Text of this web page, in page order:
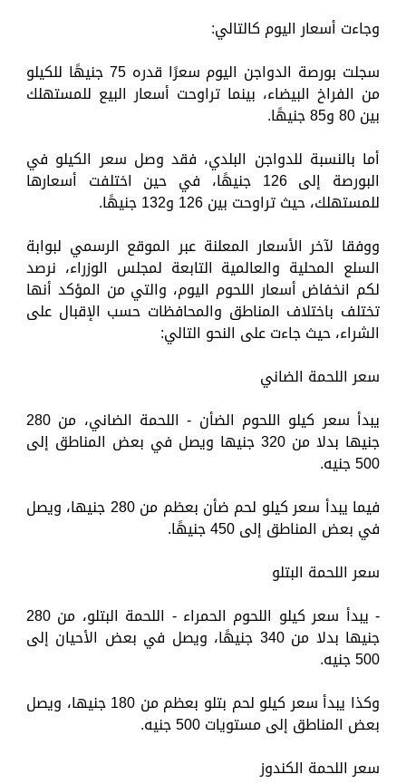
وجاءت أسعار اليوم كالتالي:
سجلت بورصة الدواجن اليوم سعرًا قدره 75 جنيهًا للكيلو
من الفراخ البيضاء، بينما تراوحت أسعار البيع للمستهلك
بين 80 و85 جنيهًا.
أما بالنسبة للدواجن البلدي، فقد وصل سعر الكيلو في
البورصة إلى 126 جنيهًا، في حين اختلفت أسعارها
للمستهلك، حيث تراوحت بين 126 و132 جنيهًا.
ووفقا لآخر الأسعار المعلنة عبر الموقع الرسمي لبوابة
السلع المحلية والعالمية التابعة لمجلس الوزراء، نرصد
لكم انخفاض أسعار اللحوم اليوم، والتي من المؤكد أنها
تختلف باختلاف المناطق والمحافظات حسب الإقبال على
الشراء، حيث جاءت على النحو التالي:
سعر اللحمة الضاني
يبدأ سعر كيلو اللحوم الضأن - اللحمة الضاني، من 280
جنيها بدلا من 320 جنيها ويصل في بعض المناطق إلى
500 جنيه.
فيما يبدأ سعر كيلو لحم ضأن بعظم من 280 جنيها، ويصل
في بعض المناطق إلى 450 جنيهًا.
سعر اللحمة البتلو
- يبدأ سعر كيلو اللحوم الحمراء - اللحمة البتلو، من 280
جنيها بدلا من 340 جنيهًا، ويصل في بعض الأحيان إلى
500 جنيه.
وكذا يبدأ سعر كيلو لحم بتلو بعظم من 180 جنيها، ويصل
بعض المناطق إلى مستويات 500 جنيه.
سعر اللحمة الكندوز